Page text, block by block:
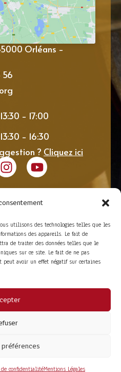
utilisons des technologies telles que les
des appareils. Le fait de
de traiter des données telles que le
sur ce site. Le fait de ne pas
peut avoir un effet négatif sur certaines
confidentialitéMentions Légales
Orléans -
56
- 17:00
- 16:30
? Cliquez ici
Adhérer
Vente